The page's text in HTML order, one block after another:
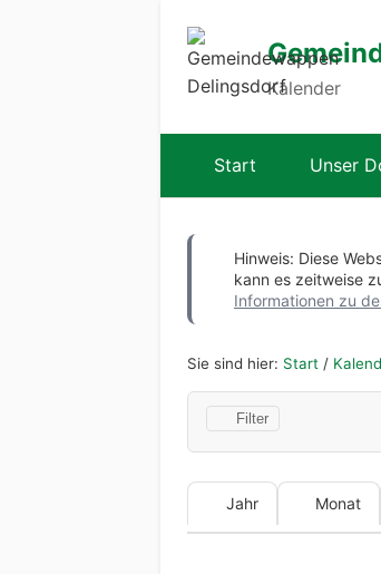
Kalender
Start Unser
Hinweis: Diese
kann es zeitweise
Informationen zu
Sie sind hier: Start /
Filter
Jahr Monat